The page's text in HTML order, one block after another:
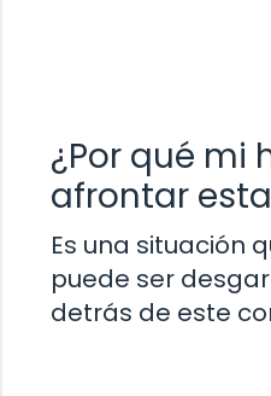
¿Por qué mi
afrontar
Es una situación
puede ser
detrás de este